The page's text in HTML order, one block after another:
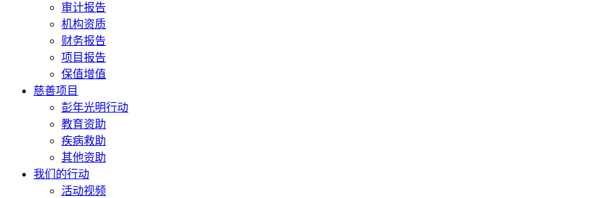
审计报告
机构资质
财务报告
项目报告
保值增值
慈善项目
彭年光明行动
教育资助
疾病救助
其他资助
我们的行动
活动视频